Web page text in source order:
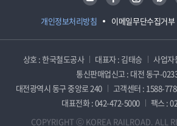
개인정보처리방침 이메일무단수집거부
상호 : 한국철도공사 대표자 : 김태승
사업자
통신판매업신고 : 대전 동구-
대전광역시 동구 중앙로 240
고객센터 : 1588-
대표전화 : 042-472-5000
팩스 :
COPYRIGHT ⓒ KOREA RAILROAD. ALL